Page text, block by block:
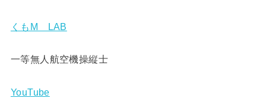
くもM LAB
一等無人航空機操縦士
YouTube